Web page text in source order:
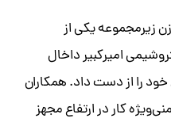
زیرمجموعه یکی از
امیرکبیر داخال
را از دست داد. همکاران
کار در ارتفاع مجهز